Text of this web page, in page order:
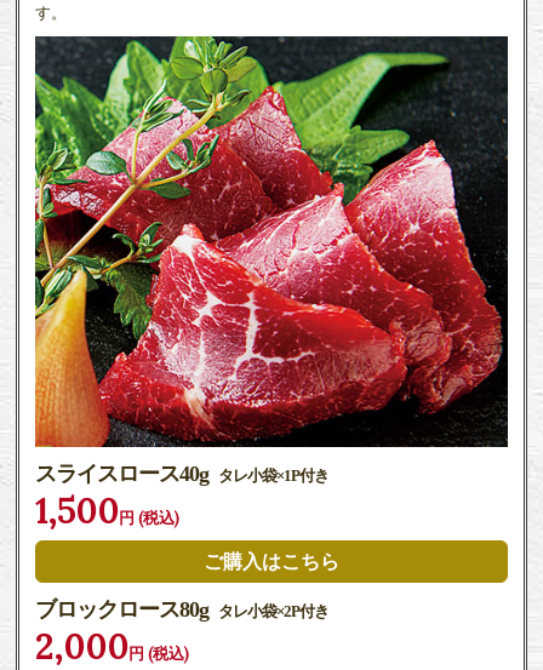
す。
スライスロース40g タレ小袋×1P付き
1,500円 (税込)
ご購入はこちら
ブロックロース80g タレ小袋×2P付き
2,000円 (税込)